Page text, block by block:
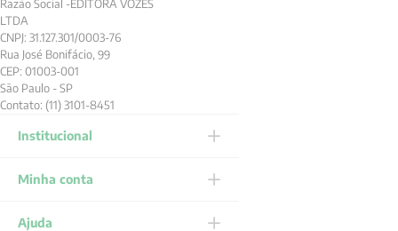
Razão Social -EDITORA VOZES
LTDA
CNPJ: 31.127.301/0003-76
Rua José Bonifácio, 99
CEP: 01003-001
São Paulo - SP
Contato: (11) 3101-8451
Institucional
Minha conta
Ajuda